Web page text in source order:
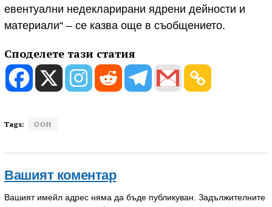
евентуални недекларирани ядрени дейности и
материали“ – се казва още в съобщението.
Споделете тази статия
Tags: ООН
Вашият коментар
Вашият имейл адрес няма да бъде публикуван. Задължителните